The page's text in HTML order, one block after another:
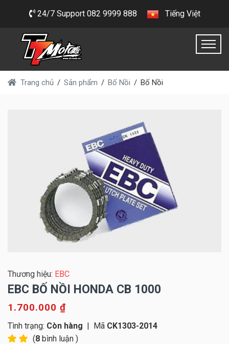
24/7 Support 082 9999 888 Tiếng Việt
Trang chủ Sản phẩm Bố Nồi Bố Nồi
Thương hiệu: EBC
EBC BỐ NỒI HONDA CB 1000
1.700.000 ₫
Tình trạng: Còn hàng | Mã CK1303-2014
(8 bình luận )